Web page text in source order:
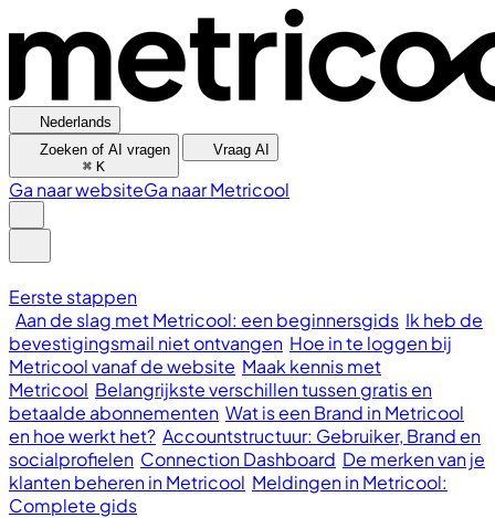
Nederlands
Zoeken of AI vragen
⌘ K
Vraag AI
Ga naar websiteGa naar Metricool
Eerste stappen
Aan de slag met Metricool: een beginnersgids Ik heb de
bevestigingsmail niet ontvangen Hoe in te loggen bij
Metricool vanaf de website Maak kennis met
Metricool Belangrijkste verschillen tussen gratis en
betaalde abonnementen Wat is een Brand in Metricool
en hoe werkt het? Accountstructuur: Gebruiker, Brand en
socialprofielen Connection Dashboard De merken van je
klanten beheren in Metricool Meldingen in Metricool:
Complete gids